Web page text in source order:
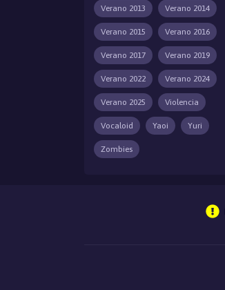
Verano 2013 Verano 2014
Verano 2015 Verano 2016
Verano 2017 Verano 2019
Verano 2022 Verano 2024
Verano 2025 Violencia
Vocaloid Yaoi Yuri
Zombies